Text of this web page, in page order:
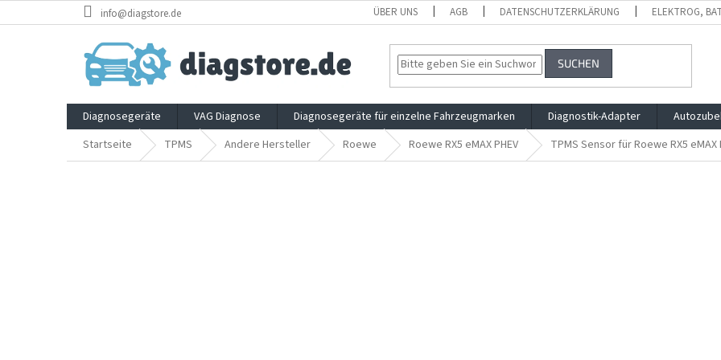
Inhalt
info@diagstore.de ÜBER UNS AGB DATENSCHUTZERKLÄRUNG ELEKTROG,
SUCHEN
Diagnosegeräte VAG Diagnose Diagnosegeräte für einzelne Fahrzeugmarken Diagnostik-Adapter
Startseite
TPMS Andere Hersteller Roewe Roewe RX5 eMAX PHEV TPMS Sensor für Roewe RX5 eMAX